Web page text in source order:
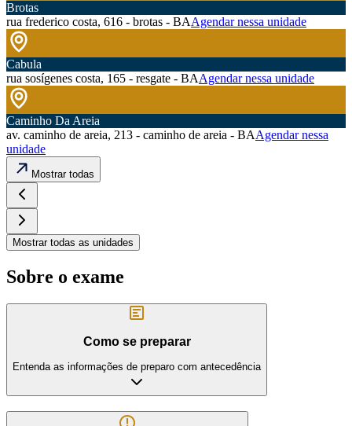
Brotas
rua frederico costa, 616 - brotas - BAAgendar nessa unidade
Cabula
rua sosígenes costa, 165 - resgate - BAAgendar nessa unidade
Caminho Da Areia
av. caminho de areia, 213 - caminho de areia - BAAgendar nessa
unidade
Mostrar todas
Mostrar todas as unidades
Sobre o exame
Como se preparar
Entenda as informações de preparo com antecedência